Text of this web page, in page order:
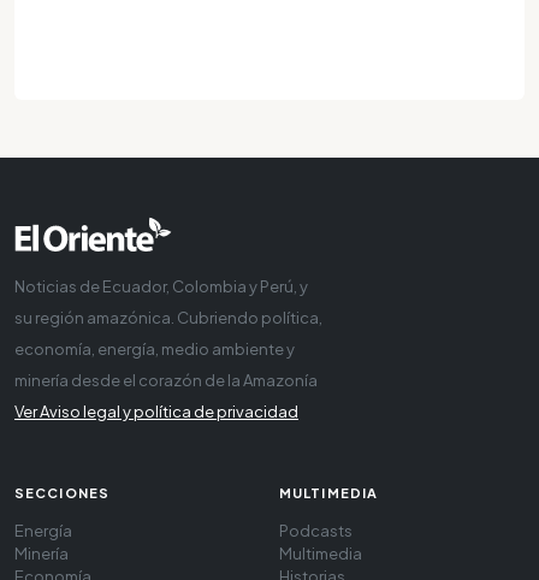
Noticias de Ecuador, Colombia y Perú, y
su región amazónica. Cubriendo política,
economía, energía, medio ambiente y
minería desde el corazón de la Amazonía
Ver Aviso legal y política de privacidad
SECCIONES
Energía
Minería
MULTIMEDIA
Podcasts
Multimedia